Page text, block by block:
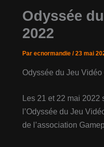
Odyssée
2022
Parecnormandie/23 mai
Odyssée du Jeu Vidéo
Les 21 et 22 mai 2022
l’Odyssée du Jeu
de l’association